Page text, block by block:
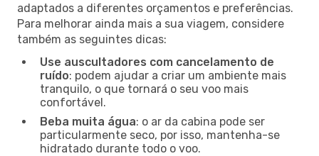
adaptados a diferentes orçamentos e preferências.
Para melhorar ainda mais a sua viagem, considere
também as seguintes dicas:
Use auscultadores com cancelamento de
ruído: podem ajudar a criar um ambiente mais
tranquilo, o que tornará o seu voo mais
confortável.
Beba muita água: o ar da cabina pode ser
particularmente seco, por isso, mantenha-se
hidratado durante todo o voo.